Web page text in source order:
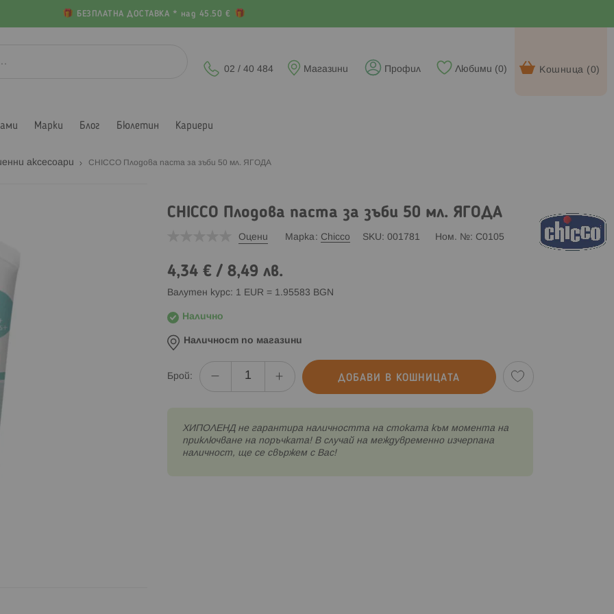
БЕЗПЛАТНА ДОСТАВКА * над 45.50 €
Кошница (0)
Любими (0)
Профил
Магазини
02 / 40 484
Марки Блог Бюлетин Кариери
аксесоари CHICCO Плодова паста за зъби 50 мл. ЯГОДА
CHICCO Плодова паста за зъби 50 мл. ЯГОДА
Оцени Марка Chicco SKU 001781 Ном. № C0105
4,34 €/ 8,49 лв.
Валутен курс: 1 EUR = 1.95583 BGN
Налично
Наличност по магазини
Брой: ДОБАВИ В КОШНИЦАТА
XИПОЛЕНД не гарантира наличността на стоката към момента на
приключване на поръчката! В случай на междувременно изчерпана
наличност, ще се свържем с Вас!